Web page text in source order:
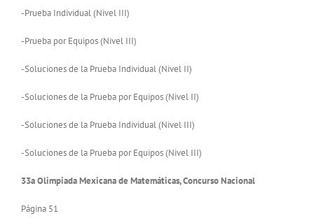
-Prueba Individual (Nivel III)
-Prueba por Equipos (Nivel III)
-Soluciones de la Prueba Individual (Nivel II)
-Soluciones de la Prueba por Equipos (Nivel II)
-Soluciones de la Prueba Individual (Nivel III)
-Soluciones de la Prueba por Equipos (Nivel III)
33a Olimpiada Mexicana de Matemáticas, Concurso Nacional
Página 51